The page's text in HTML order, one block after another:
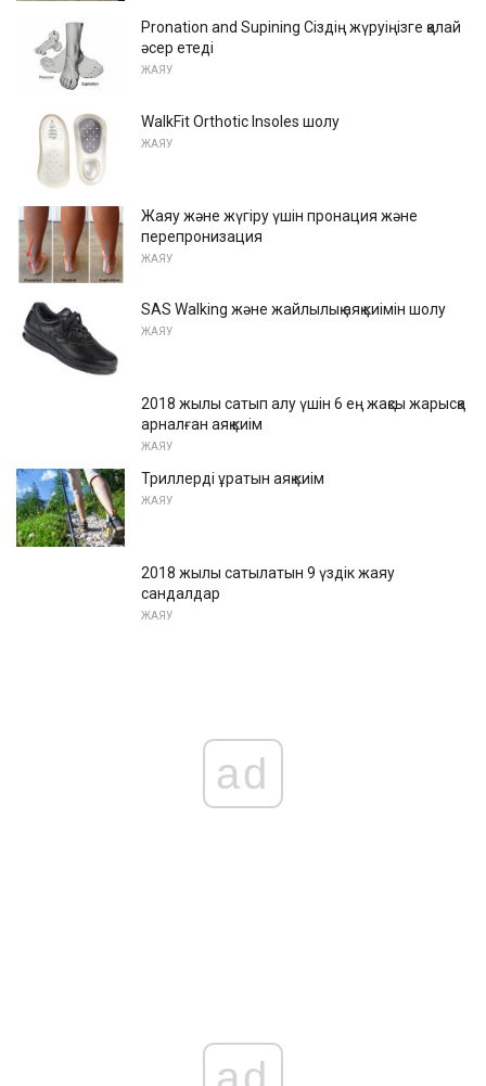
Pronation and Supining Сіздің жүруіңізге қалай
әсер етеді
ЖАЯУ
WalkFit Orthotic Insoles шолу
ЖАЯУ
Жаяу және жүгіру үшін пронация және
перепронизация
ЖАЯУ
SAS Walking және жайлылық аяқ киімін шолу
ЖАЯУ
2018 жылы сатып алу үшін 6 ең жақсы жарысқа
арналған аяқ киім
ЖАЯУ
Триллерді ұратын аяқ киім
ЖАЯУ
2018 жылы сатылатын 9 үздік жаяу
сандалдар
ЖАЯУ
ad